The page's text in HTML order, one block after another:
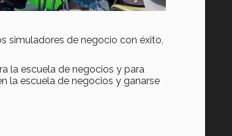
simuladores de negocio con éxito,
la escuela de negocios y para
la escuela de negocios y ganarse